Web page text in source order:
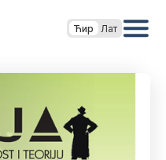
Ћир Лат